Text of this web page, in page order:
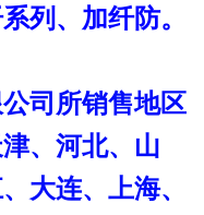
列、加纤防。
司 所销售地区
、河北、山
大连、上海、